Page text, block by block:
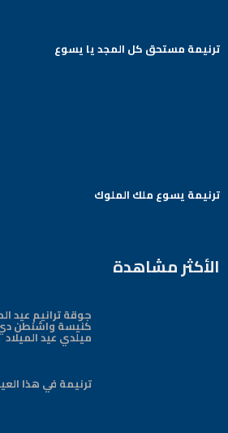
ترنيمة مستحق كل المجد يا يسوع
ترنيمة يسوع ملك الملوك
الأكثر مشاهدة
جوقة ترانيم عيد
كنيسة واشنطن
ميلدي عيد الميلاد
ترنيمة في هذا